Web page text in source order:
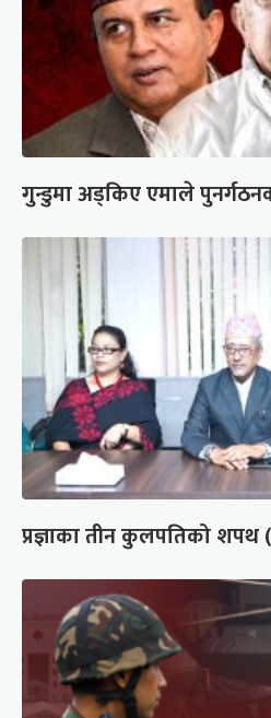
गुन्डुमा अड्किए एमाले
प्रज्ञाका तीन कुलपतिको शपथ